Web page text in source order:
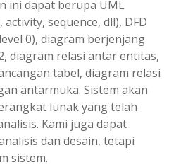
ini dapat berupa UML
sequence, dll), DFD
0), diagram berjenjang
diagram relasi antar entitas,
tabel, diagram relasi
antarmuka. Sistem akan
lunak yang telah
Kami juga dapat
dan desain, tetapi
sistem.